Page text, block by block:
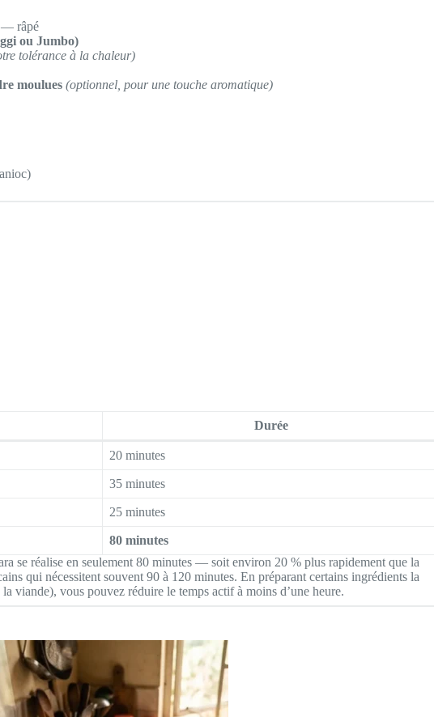
— râpé
ou Jumbo)
tolérance à la chaleur)
moulues (optionnel, pour une touche aromatique)
Durée
20 minutes
35 minutes
25 minutes
80 minutes
se réalise en seulement 80 minutes — soit environ 20 % plus rapidement que la
qui nécessitent souvent 90 à 120 minutes. En préparant certains ingrédients la
viande), vous pouvez réduire le temps actif à moins d’une heure.